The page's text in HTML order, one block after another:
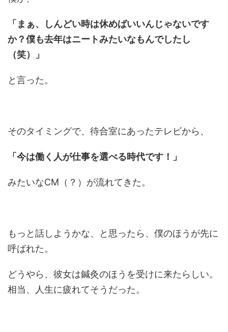
「まぁ、しんどい時は休めばいいんじゃないです
か？僕も去年はニートみたいなもんでしたし
（笑）」
と言った。
そのタイミングで、待合室にあったテレビから、
「今は働く人が仕事を選べる時代です！」
みたいなCM（？）が流れてきた。
もっと話しようかな、と思ったら、僕のほうが先に
呼ばれた。
どうやら、彼女は鍼灸のほうを受けに来たらしい。
相当、人生に疲れてそうだった。